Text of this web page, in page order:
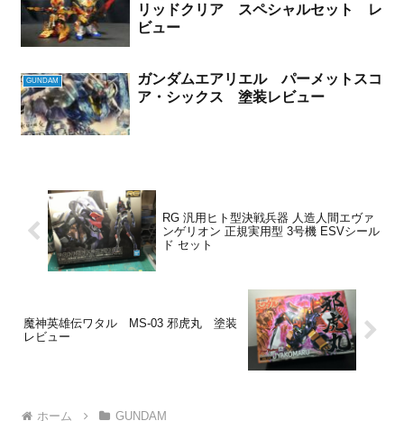
リッドクリア スペシャルセット レ
ビュー
GUNDAM
ガンダムエアリエル パーメットスコ
ア・シックス 塗装レビュー
RG 汎用ヒト型決戦兵器 人造人間エヴァ
ンゲリオン 正規実用型 3号機 ESVシール
ド セット
魔神英雄伝ワタル MS-03 邪虎丸 塗装
レビュー
ホーム GUNDAM